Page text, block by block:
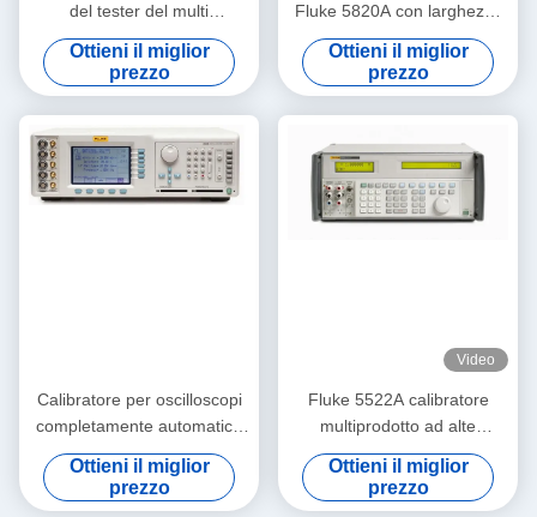
del tester del multi
calibratore di funzione
dell'oscilloscopio della
passera 5800A
Ottieni il miglior
prezzo
Fluke 5820A con larghezza
di banda di 600 MHz e 2,1
GHz Calibratore
oscilloscopio a cinque canali
Ottieni il miglior
prezzo
Calibratore per oscilloscopi
completamente automatico
Fluke 9500B con segnali di
ampiezza 3200 MHz in
condizioni usate
Ottieni il miglior
prezzo
Video
Fluke 5522A calibratore
multiprodotto ad alte
prestazioni con ampia
copertura del carico di lavoro
e design trasportabile
Ottieni il miglior
prezzo